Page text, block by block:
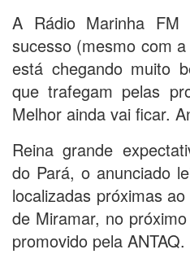
A Rádio Marinha FM
sucesso (mesmo com
está chegando muito
que trafegam pelas
Melhor ainda vai ficar.
Reina grande
do Pará, o anunciado
localizadas próximas
de Miramar, no
promovido pela